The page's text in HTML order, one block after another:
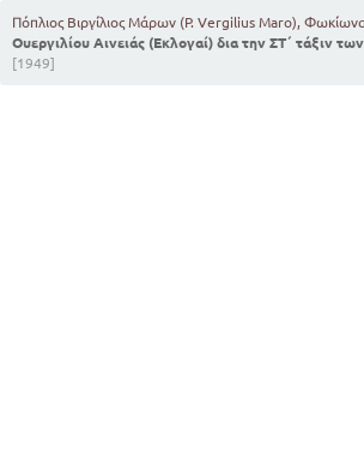
Πόπλιος Βιργίλιος Μάρων (P. Vergilius Maro),
Ουεργιλίου Αινειάς (Εκλογαί) δια την ΣΤ΄ τάξιν
[1949]